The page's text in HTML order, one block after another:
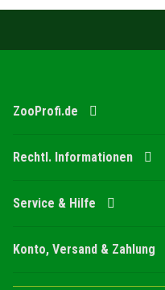
ZooProfi.de
Rechtl. Informationen
Service & Hilfe
Konto, Versand & Zahlung